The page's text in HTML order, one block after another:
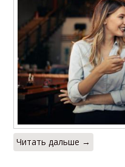
Читать дальше →